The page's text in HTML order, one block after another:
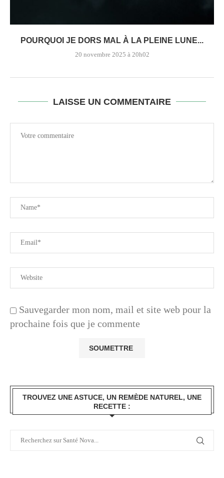
POURQUOI JE DORS MAL À LA PLEINE LUNE...
20 novembre 2025 à 20h02
LAISSE UN COMMENTAIRE
Sauvegarder mon nom, mail et site web pour la
prochaine fois que je commente
TROUVEZ UNE ASTUCE, UN REMÈDE NATUREL, UNE
RECETTE :